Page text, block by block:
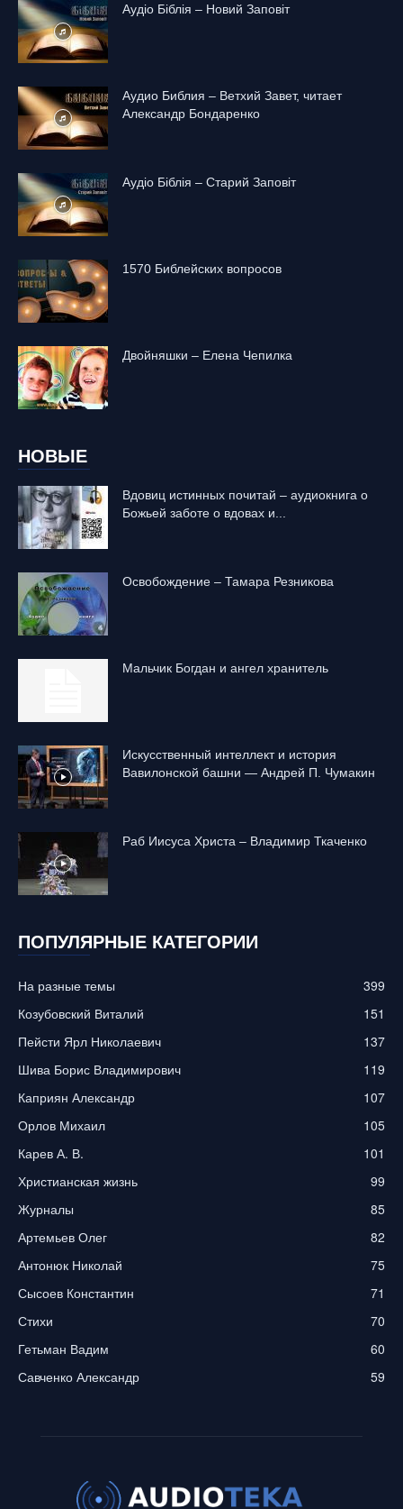
Аудіо Біблія – Новий Заповіт
Аудио Библия – Ветхий Завет, читает
Александр Бондаренко
Аудіо Біблія – Старий Заповіт
1570 Библейских вопросов
Двойняшки – Елена Чепилка
НОВЫЕ
Вдовиц истинных почитай – аудиокнига о
Божьей заботе о вдовах и...
Освобождение – Тамара Резникова
Mальчик Богдан и ангел хранитель
Искусственный интеллект и история
Вавилонской башни — Андрей П. Чумакин
Раб Иисуса Христа – Владимир Ткаченко
ПОПУЛЯРНЫЕ КАТЕГОРИИ
На разные темы
399
Козубовский Виталий
151
Пейсти Ярл Николаевич
137
Шива Борис Владимирович
119
Каприян Александр
107
Орлов Михаил
105
Карев А. В.
101
Христианская жизнь
99
Журналы
85
Артемьев Олег
82
Антонюк Николай
75
Сысоев Константин
71
Стихи
70
Гетьман Вадим
60
Савченко Александр
59